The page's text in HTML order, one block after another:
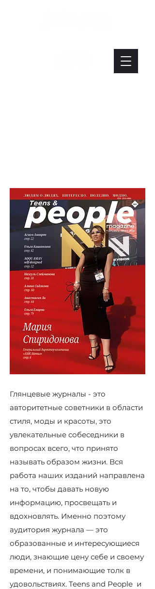
Глянцевые журналы - это
авторитетные советники в области
стиля, моды и красоты, это
увлекательные собеседники в
вопросах всего, что принято
называть образом жизни. Вся
работа наших изданий направлена
на то, чтобы давать новую
информацию, просвещать и
вдохновлять. Именно поэтому
аудитория журнала — это
образованные и интересующиеся
люди, знающие цену себе и своему
времени, и понимающие толк в
удовольствиях. Teens and People и